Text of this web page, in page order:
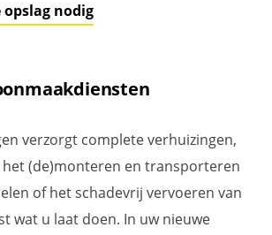
nodig
verzorgt complete verhuizingen,
het (de)monteren en transporteren
of het schadevrij vervoeren van
wat u laat doen. In uw nieuwe